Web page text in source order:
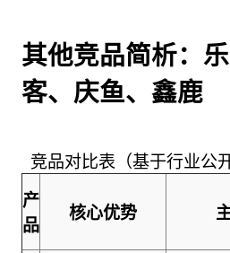
其他竞品简析：
客、庆鱼、鑫鹿
竞品对比表（基于行业公
产
品
核心优势